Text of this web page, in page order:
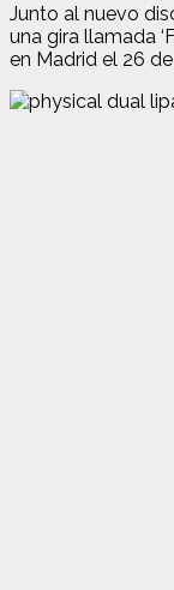
Junto al nuevo
una gira llamada
en Madrid el 26